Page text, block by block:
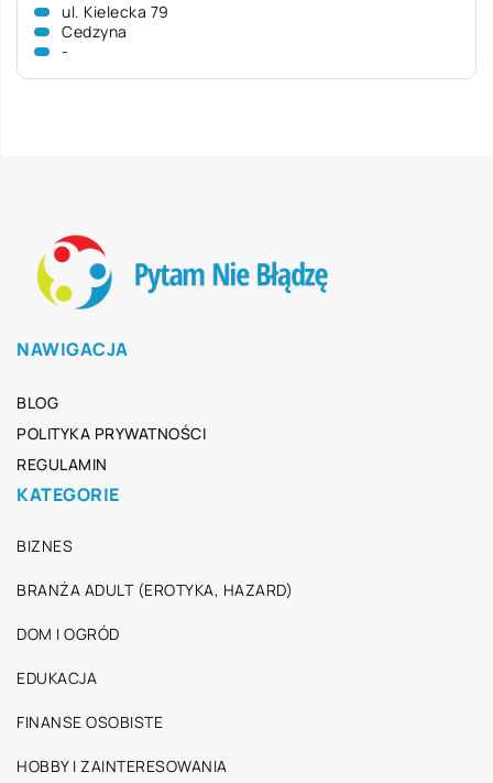
ul. Kielecka 79
Cedzyna
-
NAWIGACJA
BLOG
POLITYKA PRYWATNOŚCI
REGULAMIN
KATEGORIE
BIZNES
BRANŻA ADULT (EROTYKA, HAZARD)
DOM I OGRÓD
EDUKACJA
FINANSE OSOBISTE
HOBBY I ZAINTERESOWANIA